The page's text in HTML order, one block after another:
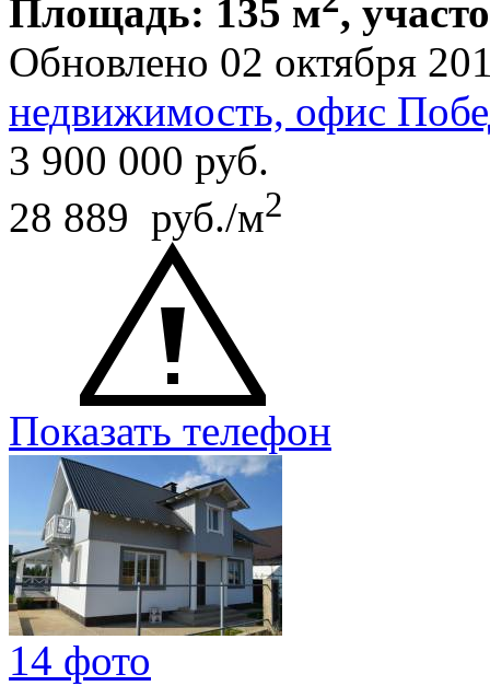
Площадь: 135 м ,
Обновлено 02 октября
недвижимость, офис
3 900 000 руб.
28 889 руб./м2
Показать телефон
14 фото